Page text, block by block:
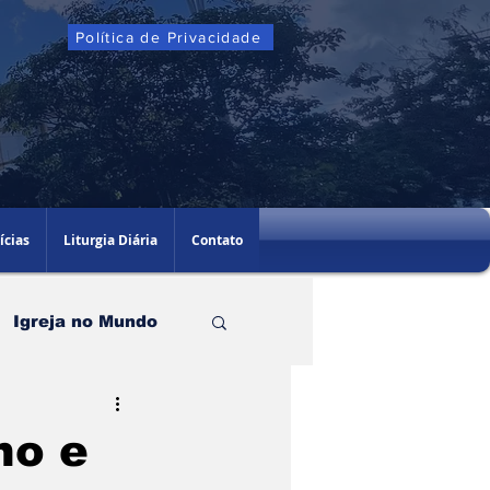
Política de Privacidade
Liturgia Diária Contato
Igreja no Mundo
e